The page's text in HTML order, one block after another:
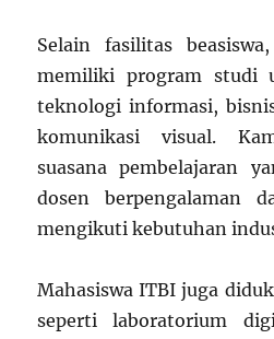
Selain fasilitas
memiliki program studi
teknologi informasi,
komunikasi visual.
suasana pembelajaran
dosen berpengalaman
mengikuti kebutuhan
Mahasiswa ITBI juga
seperti laboratorium